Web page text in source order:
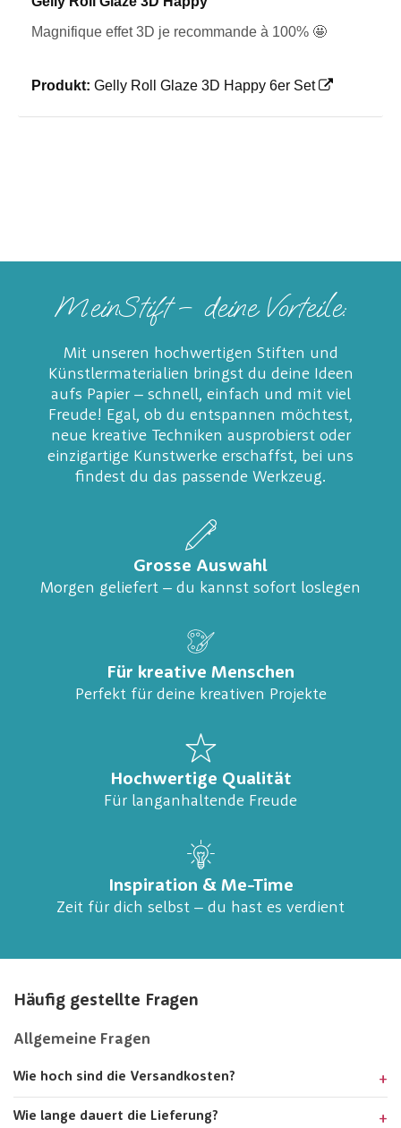
Magnifique effet 3D je recommande à 100% 🤩
Produkt: Gelly Roll Glaze 3D Happy 6er Set
MeinStift – deine Vorteile:
Mit unseren hochwertigen Stiften und
Künstlermaterialien bringst du deine Ideen
aufs Papier – schnell, einfach und mit viel
Freude! Egal, ob du entspannen möchtest,
neue kreative Techniken ausprobierst oder
einzigartige Kunstwerke erschaffst, bei uns
findest du das passende Werkzeug.
Grosse Auswahl
Morgen geliefert – du kannst sofort loslegen
Für kreative Menschen
Perfekt für deine kreativen Projekte
Hochwertige Qualität
Für langanhaltende Freude
Inspiration & Me-Time
Zeit für dich selbst – du hast es verdient
Häufig gestellte Fragen
Allgemeine Fragen
Wie hoch sind die Versandkosten?
Wie lange dauert die Lieferung?